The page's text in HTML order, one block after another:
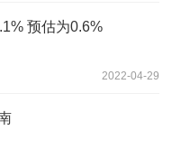
预估为0.6%
2022-04-29